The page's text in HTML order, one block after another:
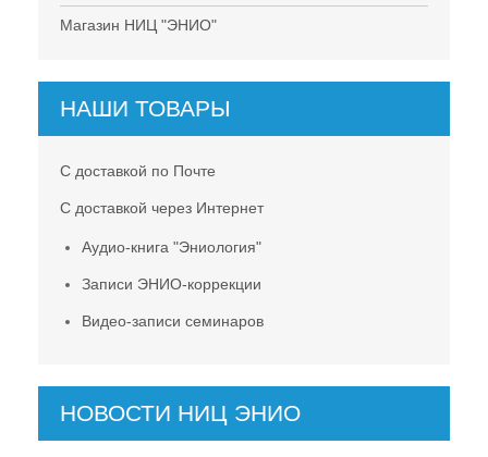
Магазин НИЦ "ЭНИО"
НАШИ ТОВАРЫ
С доставкой по Почте
С доставкой через Интернет
Аудио-книга "Эниология"
Записи ЭНИО-коррекции
Видео-записи семинаров
НОВОСТИ НИЦ ЭНИО